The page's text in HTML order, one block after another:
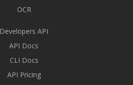
OCR
Developers API
API Docs
CLI Docs
API Pricing